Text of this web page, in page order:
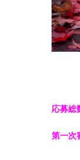
応募
第一次